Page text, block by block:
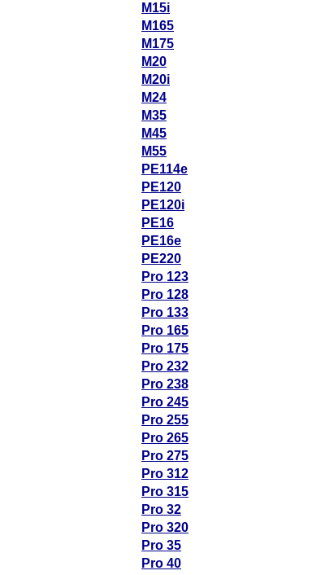
M15i
M165
M175
M20
M20i
M24
M35
M45
M55
PE114e
PE120
PE120i
PE16
PE16e
PE220
Pro 123
Pro 128
Pro 133
Pro 165
Pro 175
Pro 232
Pro 238
Pro 245
Pro 255
Pro 265
Pro 275
Pro 312
Pro 315
Pro 32
Pro 320
Pro 35
Pro 40